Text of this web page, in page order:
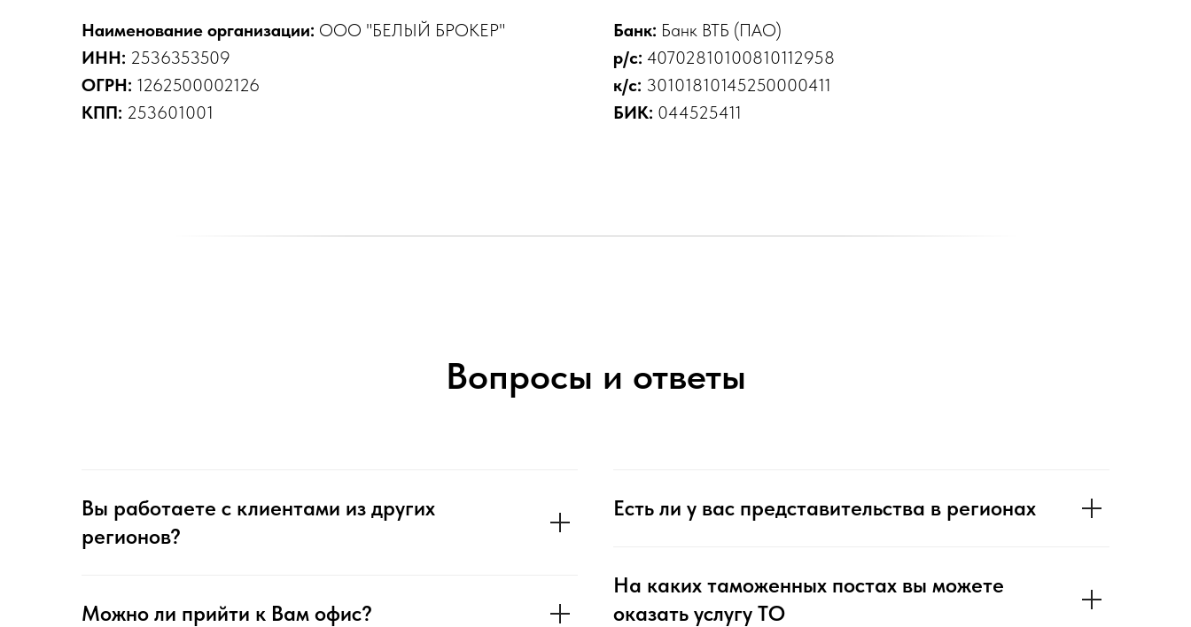
Наименование организации: ООО "БЕЛЫЙ БРОКЕР"
ИНН: 2536353509
ОГРН: 1262500002126
КПП: 253601001
Банк: Банк ВТБ (ПАО)
р/с: 40702810100810112958
к/с: 30101810145250000411
БИК: 044525411
Вопросы и ответы
Вы работаете с клиентами из других
регионов?
Можно ли прийти к Вам офис?
Есть ли у вас представительства в регионах
На каких таможенных постах вы можете
оказать услугу ТО